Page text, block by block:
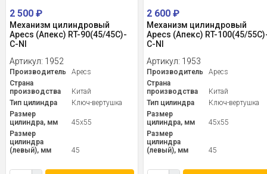
2 500 ₽
Механизм цилиндровый
Apecs (Апекс) RT-90(45/45C)-
C-NI
Артикул: 1952
Производитель
Apecs
Страна
производства
Китай
Тип цилиндра
Ключ-вертушка
Размер
цилиндра, мм
45x55
Размер
цилиндра
(левый), мм
45
2 600₽
Механизм цилиндровый
Apecs (Апекс) RT-100(45/
C-NI
Артикул: 1953
Производитель
Apecs
Страна
производства
Китай
Тип цилиндра
Ключ-вертушка
Размер
цилиндра, мм
45x55
Размер
цилиндра
(левый), мм
45